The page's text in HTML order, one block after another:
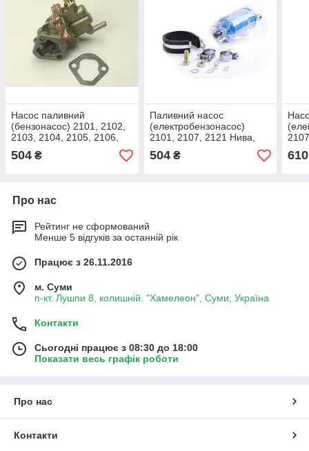
Насос паливний
(бензонасос) 2101, 2102,
2103, 2104, 2105, 2106,
2107, 2121 Нива AURORA
504 ₴
Паливний насос
(електробензонасос)
2101, 2107, 2121 Нива,
2108, 21099, Таврія, 1102
для карбюраторного
504₴ 610
Про нас
Рейтинг не сформований
Менше 5 відгуків за останній рік
Працює з 26.11.2016
м. Суми
п-кт. Лушпи 8, колишній. "Хамелеон", Суми, Україна
Контакти
Сьогодні працює з 08:30 до 18:00
Показати весь графік роботи
Про нас
Контакти